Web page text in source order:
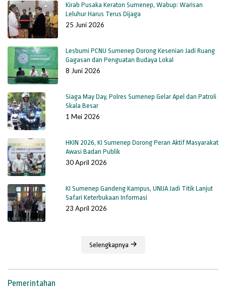
Kirab Pusaka Keraton Sumenep, Wabup: Warisan
Leluhur Harus Terus Dijaga
25 Juni 2026
Lesbumi PCNU Sumenep Dorong Kesenian Jadi Ruang
Gagasan dan Penguatan Budaya Lokal
8 Juni 2026
Siaga May Day, Polres Sumenep Gelar Apel dan Patroli
Skala Besar
1 Mei 2026
HKIN 2026, KI Sumenep Dorong Peran Aktif Masyarakat
Awasi Badan Publik
30 April 2026
KI Sumenep Gandeng Kampus, UNIJA Jadi Titik Lanjut
Safari Keterbukaan Informasi
23 April 2026
Selengkapnya
Pemerintahan